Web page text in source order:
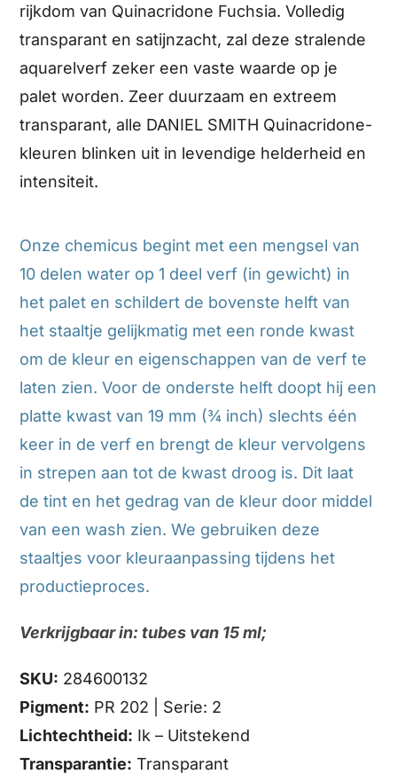
rijkdom van Quinacridone Fuchsia. Volledig
transparant en satijnzacht, zal deze stralende
aquarelverf zeker een vaste waarde op je
palet worden. Zeer duurzaam en extreem
transparant, alle DANIEL SMITH Quinacridone-
kleuren blinken uit in levendige helderheid en
intensiteit.
Onze chemicus begint met een mengsel van
10 delen water op 1 deel verf (in gewicht) in
het palet en schildert de bovenste helft van
het staaltje gelijkmatig met een ronde kwast
om de kleur en eigenschappen van de verf te
laten zien. Voor de onderste helft doopt hij een
platte kwast van 19 mm (¾ inch) slechts één
keer in de verf en brengt de kleur vervolgens
in strepen aan tot de kwast droog is. Dit laat
de tint en het gedrag van de kleur door middel
van een wash zien. We gebruiken deze
staaltjes voor kleuraanpassing tijdens het
productieproces.
Verkrijgbaar in: tubes van 15 ml;
SKU: 284600132
Pigment: PR 202 | Serie: 2
Lichtechtheid: Ik – Uitstekend
Transparantie: Transparant